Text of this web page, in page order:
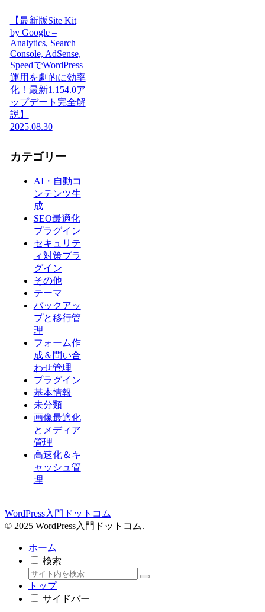
【最新版Site Kit
by Google –
Analytics, Search
Console, AdSense,
SpeedでWordPress
運用を劇的に効率
化！最新1.154.0ア
ップデート完全解
説】
2025.08.30
カテゴリー
AI・自動コ
ンテンツ生
成
SEO最適化
プラグイン
セキュリテ
ィ対策プラ
グイン
その他
テーマ
バックアッ
プと移行管
理
フォーム作
成＆問い合
わせ管理
プラグイン
基本情報
未分類
画像最適化
とメディア
管理
高速化＆キ
ャッシュ管
理
WordPress入門ドットコム
© 2025 WordPress入門ドットコム.
ホーム
検索
トップ
サイドバー